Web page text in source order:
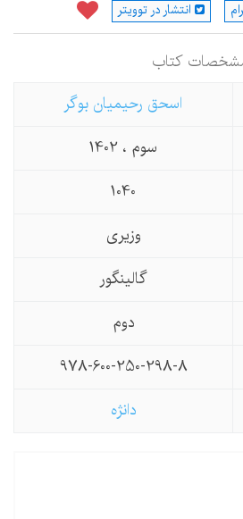
انتشار در توویتر
كتاب
اسحق رحیمیان بوگر
سوم ، 1402
1040
وزیری
گالینگور
978-600-250-298-8
دانژه